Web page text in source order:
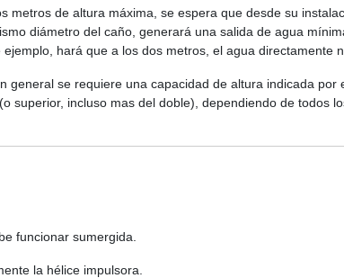
metros de altura máxima, se espera que desde su
diámetro del caño, generará una salida de agua
hará que a los dos metros, el agua directamente
general se requiere una capacidad de altura indicada por
superior, incluso mas del doble), dependiendo de todos
funcionar sumergida.
la hélice impulsora.